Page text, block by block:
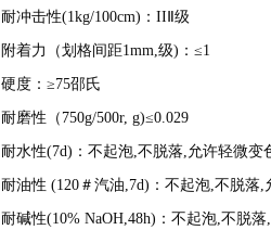
耐冲击性(1kg/100cm)：IIⅡ级
附着力（划格间距1mm,级)：≤1
硬度：≥75邵氏
耐磨性（750g/500r, g)≤0.029
耐水性(7d)：不起泡,不脱落,允许轻微变
耐油性 (120＃汽油,7d)：不起泡,不脱落,
耐碱性(10% NaOH,48h)：不起泡,不脱